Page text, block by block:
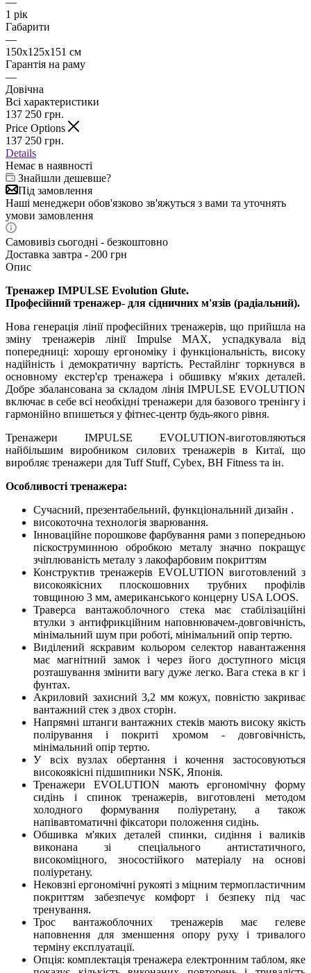
1 рік
Габарити
—
150х125х151 см
Гарантія на раму
—
Довічна
Всі характеристики
137 250 грн.
Price Options
137 250 грн.
Details
Немає в наявності
Знайшли дешевше?
Під замовлення
Наші менеджери обов'язково зв'яжуться з вами та уточнять
умови замовлення
Самовивіз сьогодні - безкоштовно
Доставка завтра - 200 грн
Опис
Тренажер IMPULSE Evolution Glute.
Професійний тренажер- для сідничних м'язів (радіальний).
Нова генерація лінії професійних тренажерів, що прийшла на
зміну тренажерів лінії Impulse MAX, успадкувала від
попередниці: хорошу ергономіку і функціональність, високу
надійність і демократичну вартість. Рестайлінг торкнувся в
основному екстер'єр тренажера і обшивку м'яких деталей.
Добре збалансована за складом лінія IMPULSE EVOLUTION
включає в себе всі необхідні тренажери для базового тренінгу і
гармонійно впишеться у фітнес-центр будь-якого рівня.
Тренажери IMPULSE EVOLUTION-виготовляються
найбільшим виробником силових тренажерів в Китаї, що
виробляє тренажери для Tuff Stuff, Cybex, BH Fitness та ін.
Особливості тренажера:
Сучасний, презентабельний, функціональний дизайн .
високоточна технологія зварювання.
Інноваційне порошкове фарбування рами з попередньою
піскоструминною обробкою металу значно покращує
зчіплюваність металу з лакофарбовим покриттям
Конструктив тренажерів EVOLUTION виготовлений з
високоякісних плоскошовних трубних профілів
товщиною 3 мм, американського концерну USA LOOS.
Траверса вантажоблочного стека має стабілізаційні
втулки з антифрикційним наповнювачем-довговічність,
мінімальний шум при роботі, мінімальний опір тертю.
Виділений яскравим кольором селектор навантаження
має магнітний замок і через його доступного місця
розташування змінити вагу дуже легко. Вага стека в кг і
фунтах.
Акриловий захисний 3,2 мм кожух, повністю закриває
вантажний стек з двох сторін.
Напрямні штанги вантажних стеків мають високу якість
полірування і покриті хромом - довговічність,
мінімальний опір тертю.
У всіх вузлах обертання і кочення застосовуються
високоякісні підшипники NSK, Японія.
Тренажери EVOLUTION мають ергономічну форму
сидінь і спинок тренажерів, виготовлені методом
холодного формування поліуретану, а також
напівавтоматичні фіксатори положення сидінь.
Обшивка м'яких деталей спинки, сидіння і валиків
виконана зі спеціального антистатичного,
високоміцного, зносостійкого матеріалу на основі
поліуретану.
Нековзні ергономічні рукояті з міцним термопластичним
покриттям забезпечує комфорт і безпеку під час
тренування.
Трос вантажоблочних тренажерів має гелеве
наповнення для зменшення опору руху і тривалого
терміну експлуатації.
Опція: комплектація тренажера електронним таблом, яке